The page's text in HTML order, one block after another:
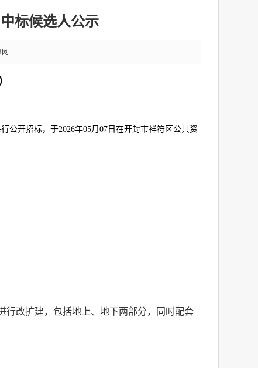
标候选人公示
公开招标，于2026年05月07 日在开封市祥符区公共资
行改扩建，包括地上、地下两部分，同时配套